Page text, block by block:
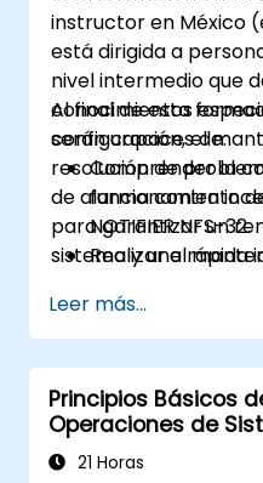
Implementar
mantenimiento
de fallas en
instructor en México
está dirigida a
nivel intermedio que
conocimientos
configuración, el
resolución de
de alarma contra
para garantizar un
sistema y una rápida
Al final de esta
serán capaces de:
Comprender la
funcionamiento
NOTIFIER NFS-32.
Realizar el
Analizar y
averías más
Implementar
solucionar los
Leer más...
Principios Básicos
Operaciones de
Eléctrica
21 Horas